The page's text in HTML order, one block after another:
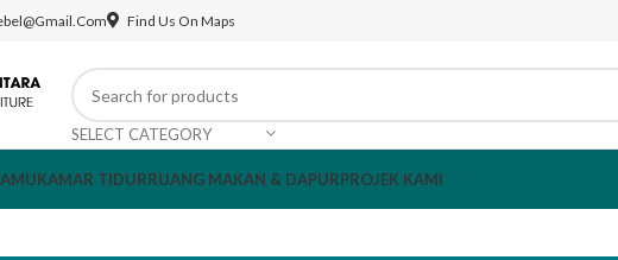
Find Us On Maps
SELECT CATEGORY
KAMAR TIDURRUANG MAKAN & DAPURPROJEK KAMI